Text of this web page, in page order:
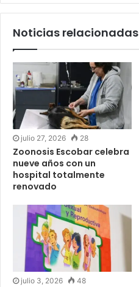
Noticias relacionadas
julio 27, 2026 28
Zoonosis Escobar celebra
nueve años con un
hospital totalmente
renovado
julio 3, 2026 48